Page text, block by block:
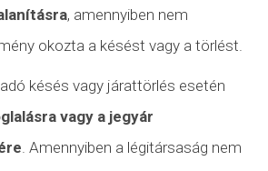
, amennyiben nem
okozta a késést vagy a törlést.
késés vagy járattörlés esetén
vagy a jegyár
. Amennyiben a légitársaság nem